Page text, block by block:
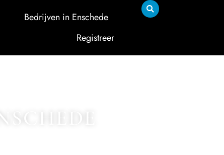
Bedrijven in Enschede
Registreer